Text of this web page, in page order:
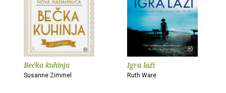
Bečka kuhinja
Susanne Zimmel
Igra laži
Ruth Ware